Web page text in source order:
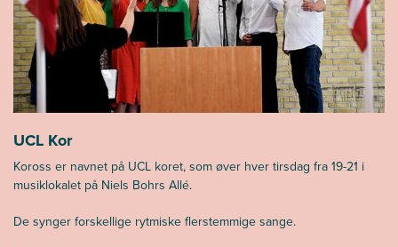
UCL Kor
Koross er navnet på UCL koret, som øver hver tirsdag fra 19-21 i
musiklokalet på Niels Bohrs Allé.
De synger forskellige rytmiske flerstemmige sange.